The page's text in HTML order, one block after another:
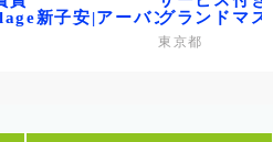
南新子安|アーバンパークサイ
グランドマ
東京都